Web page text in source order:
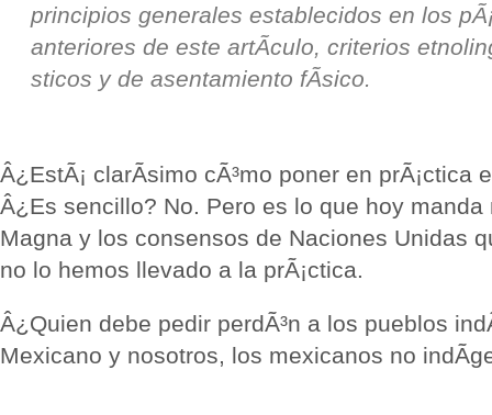
principios generales establecidos en los
anteriores de este artÃ­culo, criterios
sticos y de asentamiento fÃ­sico.
Â¿EstÃ¡ clarÃ­simo cÃ³mo poner en prÃ¡ctica
Â¿Es sencillo? No. Pero es lo que hoy manda
Magna y los consensos de Naciones Unidas
no lo hemos llevado a la prÃ¡ctica.
Â¿Quien debe pedir perdÃ³n a los pueblos
Mexicano y nosotros, los mexicanos no